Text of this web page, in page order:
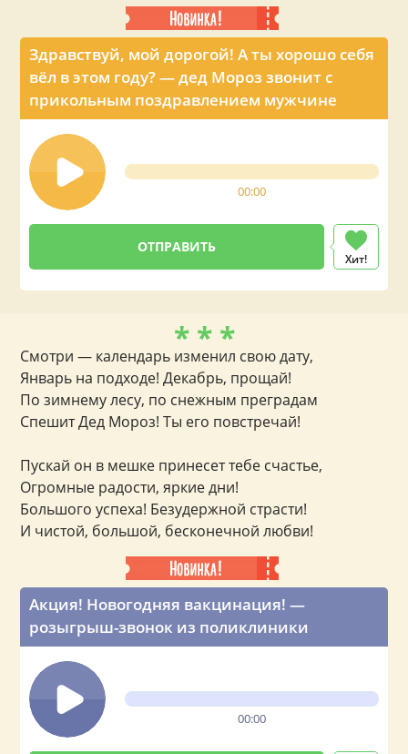
Здравствуй, мой дорогой! А ты хорошо себя
вёл в этом году? — дед Мороз звонит с
прикольным поздравлением мужчине
00:00
Хит!
Акция! Новогодняя вакцинация! —
розыгрыш-звонок из поликлиники
00:00
* * *
Смотри — календарь изменил свою дату,
Январь на подходе! Декабрь, прощай!
По зимнему лесу, по снежным преградам
Спешит Дед Мороз! Ты его повстречай!
Пускай он в мешке принесет тебе счастье,
Огромные радости, яркие дни!
Большого успеха! Безудержной страсти!
И чистой, большой, бесконечной любви!